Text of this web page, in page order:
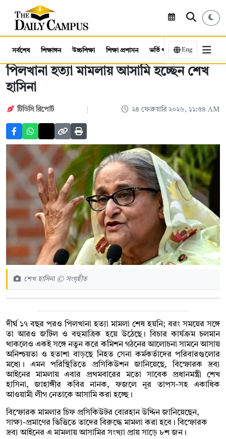
সর্বশেষ শিক্ষাঙ্গন উচ্চশিক্ষা শিক্ষা প্রশাসন ভর্তি পরীক্ষা কর্মসংস্থান
Eng
পিলখানা হত্যা মামলায় আসামি হচ্ছেন শেখ
হাসিনা
টিডিসি ‍রিপোর্ট ২৪ ফেব্রুয়ারি ২০২৬, ১১:৫৪ AM
শেখ হাসিনা © সংগৃহীত
দীর্ঘ ১৭ বছর পরও পিলখানা হত্যা মামলা শেষ হয়নি; বরং সময়ের সঙ্গে
তা আরও জটিল ও বহুমাত্রিক হয়ে উঠেছে। বিচার কার্যক্রম চলমান
থাকলেও একই সঙ্গে নতুন করে কমিশন গঠনের আলোচনা সামনে আসায়
অনিশ্চয়তা ও হতাশা বাড়ছে নিহত সেনা কর্মকর্তাদের পরিবারগুলোর
মধ্যে। এমন পরিস্থিতিতে প্রসিকিউশন জানিয়েছে, বিস্ফোরক দ্রব্য
আইনের মামলায় এবার প্রথমবারের মতো সাবেক প্রধানমন্ত্রী শেখ
হাসিনা,জাহাঙ্গীর কবির নানক,ফজলে নূর তাপস-সহ একাধিক
আওয়ামী লীগ নেতাকে আসামি করা হচ্ছে।
বিস্ফোরক মামলার চিফ প্রসিকিউটর বোরহান উদ্দিনজানিয়েছেন,
সাক্ষ্য-প্রমাণের ভিত্তিতে তাদের বিরুদ্ধে মামলা করা হবে। বিস্ফোরক
দ্রব্য আইনের এ মামলায় আসামির সংখ্যা প্রায় সাড়ে ৮শ জন।